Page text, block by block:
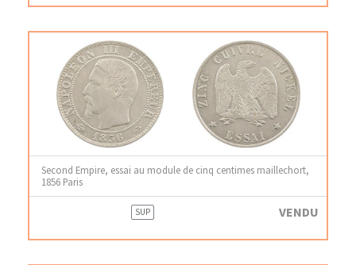
Second Empire, essai au module de cinq centimes maillechort,
1856 Paris
SUP VENDU